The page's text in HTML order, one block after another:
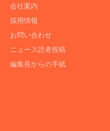
会社案内
採用情報
お問い合わせ
ニュース読者投稿
編集長からの手紙